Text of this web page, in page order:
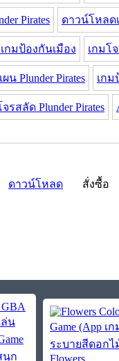
Pirates ดาวน์โหลดเ
กมป้องกันเมือง เกมโ
น Plunder Pirates เกม
รสลัด Plunder Pirates
ดาวน์โหลด สั่งซื้อ